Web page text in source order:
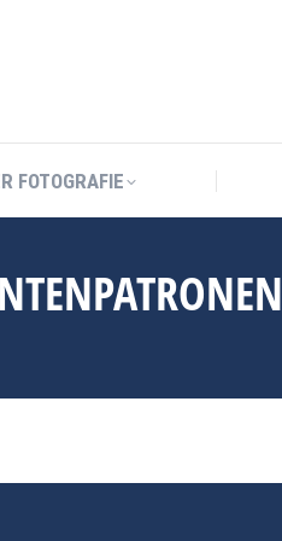
FOTOGRAFIE